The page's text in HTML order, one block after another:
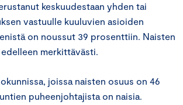
keskuudestaan yhden tai
vastuulle kuuluvien asioiden
on noussut 39 prosenttiin. Naisten
merkittävästi.
joissa naisten osuus on 46
puheenjohtajista on naisia.